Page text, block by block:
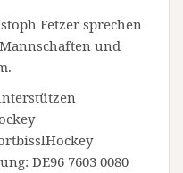
Fetzer sprechen
und
DE96 7603 0080